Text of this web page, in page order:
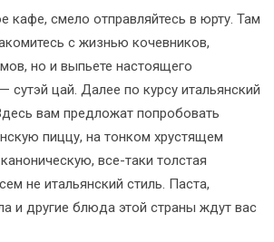
кафе, смело отправляйтесь в юрту. Там
с жизнью кочевников,
но и выпьете настоящего
сутэй цай. Далее по курсу итальянский
вам предложат попробовать
пиццу, на тонком хрустящем
каноническую, все-таки толстая
не итальянский стиль. Паста,
и другие блюда этой страны ждут вас